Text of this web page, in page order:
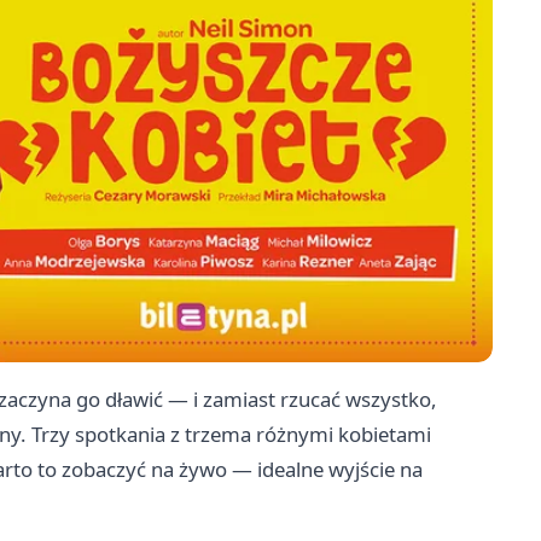
go dławić — i zamiast rzucać wszystko,
Trzy spotkania z trzema różnymi kobietami
to zobaczyć na żywo — idealne wyjście na